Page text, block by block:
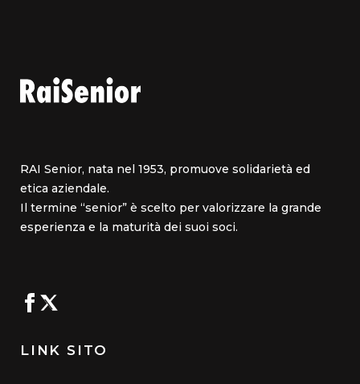
RAI Senior, nata nel 1953, promuove solidarietà ed
etica aziendale.
Il termine “senior” è scelto per valorizzare la grande
esperienza e la maturità dei suoi soci.
LINK SITO